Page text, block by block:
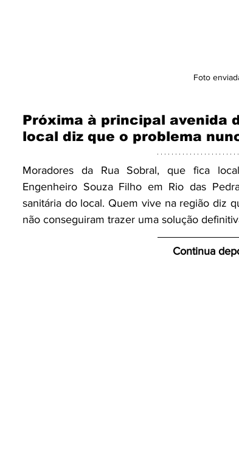
Foto
Próxima à principal avenida
local diz que o problema
Moradores da Rua Sobral, que fica
Engenheiro Souza Filho em Rio das
sanitária do local. Quem vive na região diz
não conseguiram trazer uma solução
Continua